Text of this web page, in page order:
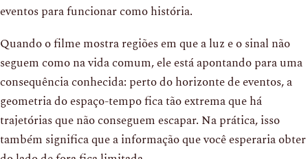
eventos para funcionar como história.
Quando o filme mostra regiões em que a luz e o sinal não
seguem como na vida comum, ele está apontando para uma
consequência conhecida: perto do horizonte de eventos, a
geometria do espaço-tempo fica tão extrema que há
trajetórias que não conseguem escapar. Na prática, isso
também significa que a informação que você esperaria obter